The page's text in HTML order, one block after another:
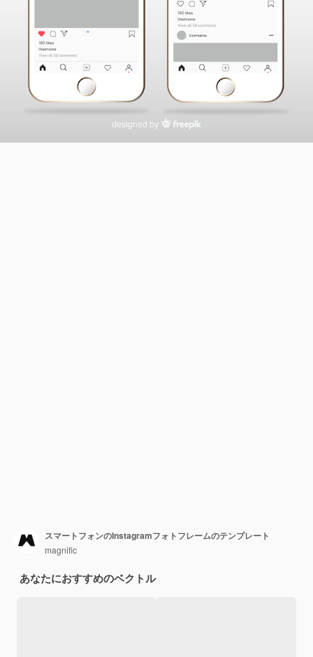
スマートフォンのInstagramフォトフレームのテンプレート
magnific
あなたにおすすめのベクトル